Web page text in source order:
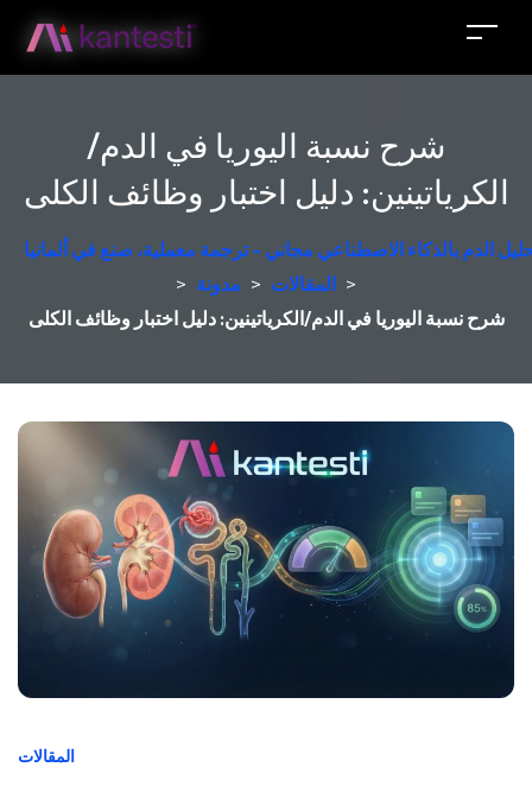
شرح نسبة اليوريا في الدم/
الكرياتينين: دليل اختبار وظائف الكلى
الدم بالذكاء الاصطناعي مجاني - ترجمة معملية، صنع في ألمانيا
> مدونة > المقالات >
شرح نسبة اليوريا في الدم/الكرياتينين: دليل اختبار وظائف الكلى
المقالات